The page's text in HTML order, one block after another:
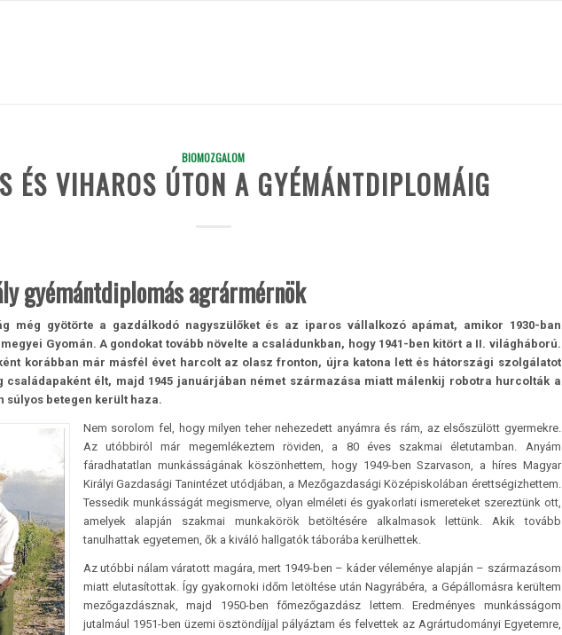
BIOMOZGALOM
ÉS VIHAROS ÚTON A GYÉMÁNTDIPLOMÁIG
gyémántdiplomás agrármérnök
még gyötörte a gazdálkodó nagyszülőket és az iparos vállalkozó apámat, amikor 1930-ban
Gyomán. A gondokat tovább növelte a családunkban, hogy 1941-ben kitört a II. világháború.
korábban már másfél évet harcolt az olasz fronton, újra katona lett és hátországi szolgálatot
családapaként élt, majd 1945 januárjában német származása miatt málenkij robotra hurcolták a
súlyos betegen került haza.
Nem sorolom fel, hogy milyen teher nehezedett anyámra és rám, az elsőszülött gyermekre.
Az utóbbiról már megemlékeztem röviden, a 80 éves szakmai életutamban. Anyám
fáradhatatlan munkásságának köszönhettem, hogy 1949-ben Szarvason, a híres Magyar
Királyi Gazdasági Tanintézet utódjában, a Mezőgazdasági Középiskolában érettségizhettem.
Tessedik munkásságát megismerve, olyan elméleti és gyakorlati ismereteket szereztünk ott,
amelyek alapján szakmai munkakörök betöltésére alkalmasok lettünk. Akik tovább
tanulhattak egyetemen, ők a kiváló hallgatók táborába kerülhettek.
Az utóbbi nálam váratott magára, mert 1949-ben – káder véleménye alapján – származásom
miatt elutasítottak. Így gyakornoki időm letöltése után Nagyrábéra, a Gépállomásra kerültem
mezőgazdásznak, majd 1950-ben főmezőgazdász lettem. Eredményes munkásságom
jutalmául 1951-ben üzemi ösztöndíjjal pályáztam és felvettek az Agrártudományi Egyetemre,